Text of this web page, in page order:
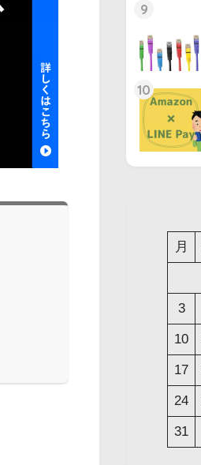
9
10
月
3
10
17
24
31